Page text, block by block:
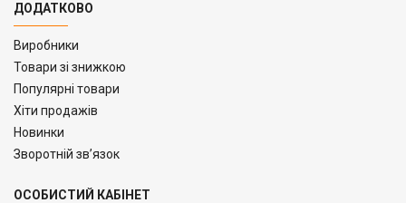
ДОДАТКОВО
Виробники
Товари зі знижкою
Популярні товари
Хіти продажів
Новинки
Зворотній зв’язок
ОСОБИСТИЙ КАБІНЕТ